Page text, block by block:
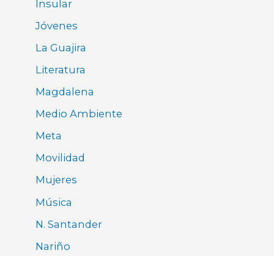
Insular
Jóvenes
La Guajira
Literatura
Magdalena
Medio Ambiente
Meta
Movilidad
Mujeres
Música
N. Santander
Nariño